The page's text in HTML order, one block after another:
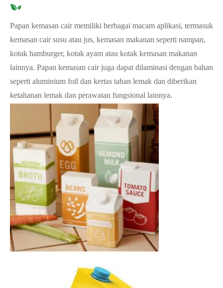
Papan kemasan cair memiliki berbagai macam aplikasi, termasuk
kemasan cair susu atau jus, kemasan makanan seperti nampan,
kotak hamburger, kotak ayam atau kotak kemasan makanan
lainnya. Papan kemasan cair juga dapat dilaminasi dengan bahan
seperti aluminium foil dan kertas tahan lemak dan diberikan
ketahanan lemak dan perawatan fungsional lainnya.